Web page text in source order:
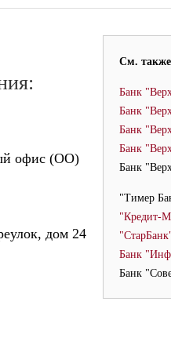
См.
Банк
Банк
Банк
Банк
Банк
"Тимер
"Кредит-
Банк
Банк
офис (ОО)
дом 24